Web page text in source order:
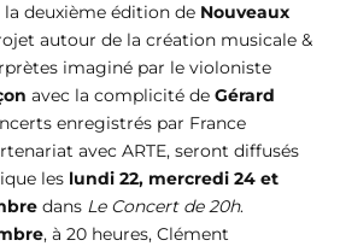
la deuxième édition de Nouveaux
autour de la création musicale &
imaginé par le violoniste
avec la complicité de Gérard
enregistrés par France
avec ARTE, seront diffusés
les lundi 22, mercredi 24 et
dans Le Concert de 20h.
, à 20 heures, Clément